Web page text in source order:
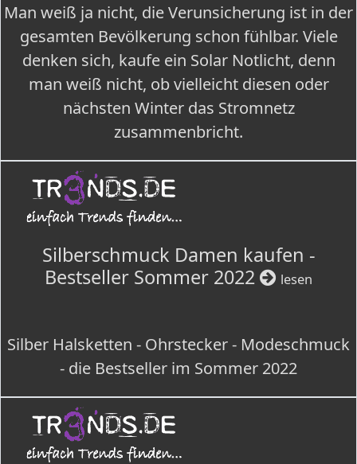
Man weiß ja nicht, die Verunsicherung ist in der
gesamten Bevölkerung schon fühlbar. Viele
denken sich, kaufe ein Solar Notlicht, denn
man weiß nicht, ob vielleicht diesen oder
nächsten Winter das Stromnetz
zusammenbricht.
Silberschmuck Damen kaufen -
Bestseller Sommer 2022
lesen
Silber Halsketten - Ohrstecker - Modeschmuck
- die Bestseller im Sommer 2022